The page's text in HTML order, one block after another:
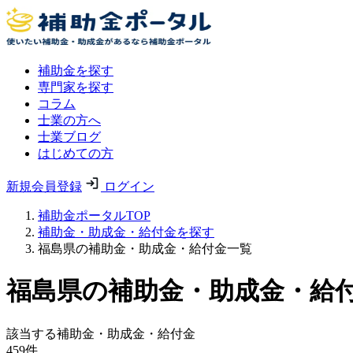
補助金を探す
専門家を探す
コラム
士業の方へ
士業ブログ
はじめての方
新規会員登録 ログイン
補助金ポータルTOP
補助金・助成金・給付金を探す
福島県の補助金・助成金・給付金一覧
福島県の補助金・助成金・給
該当する補助金・助成金・給付金
459件